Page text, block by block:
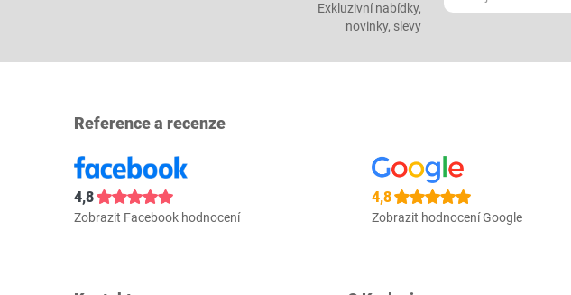
Exkluzivní nabídky,
novinky, slevy
Reference a recenze
4,8
Zobrazit Facebook hodnocení
4,8
Zobrazit hodnocení Google